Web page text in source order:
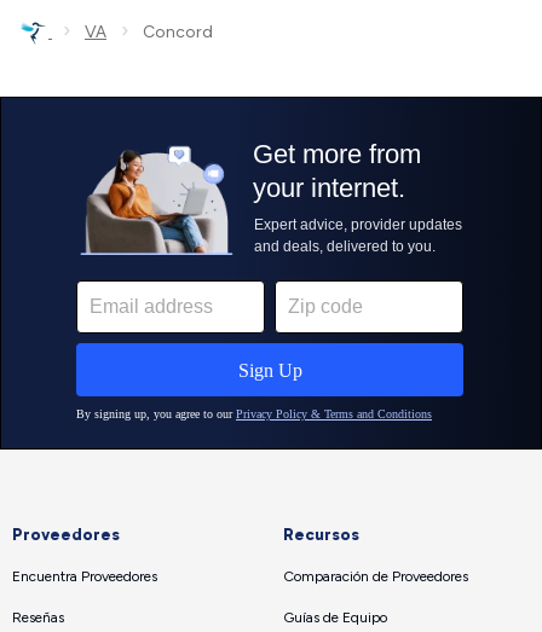
› VA › Concord
Proveedores
Encuentra Proveedores
Reseñas
Recursos
Comparación de Proveedores
Guías de Equipo